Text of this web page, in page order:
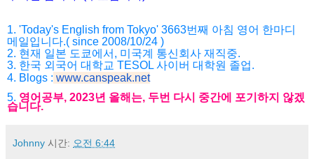
1. 'Today's English from Tokyo' 3663번째 아침 영어 한마디
메일입니다.( since 2008/10/24 )
2. 현재 일본 도쿄에서, 미국계 통신회사 재직중.
3. 한국 외국어 대학교 TESOL 사이버 대학원 졸업.
4. Blogs : www.canspeak.net
5. 영어공부, 2023년 올해는, 두번 다시 중간에 포기하지 않겠
습니다.
Johnny 시간: 오전 6:44